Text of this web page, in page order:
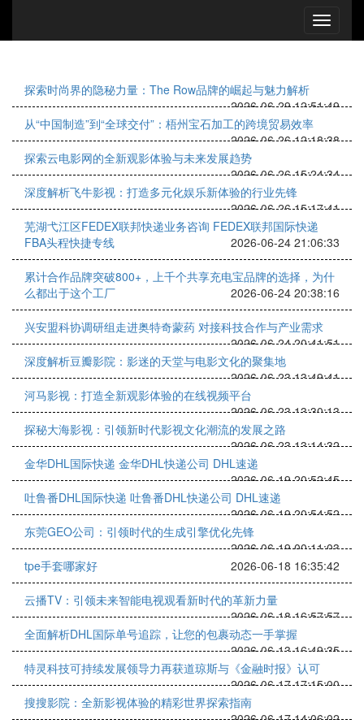
探索时尚界的隐秘力量：The Row品牌的崛起与魅力解析
2026-06-29 12:51:49
从“中国制造”到“全球交付”：梧州宝石加工的跨境贸易效率
2026-06-26 12:18:38
探索云电影网的全新观影体验与未来发展趋势
2026-06-26 15:24:34
深度解析飞牛影视：打造多元化娱乐新体验的行业先锋
2026-06-26 15:17:41
芜湖弋江区FEDEX联邦快递业务咨询 FEDEX联邦国际快递
FBA头程快捷专线
2026-06-24 21:06:33
累计合作品牌突破800+，上千个共享充电宝品牌的选择，为什
么都出于这个工厂
2026-06-24 20:38:16
兴安盟科协调研组走进奥特奇蒙药 对接科技合作与产业需求
2026-06-24 20:41:51
深度解析豆瓣影院：影迷的天堂与电影文化的聚集地
2026-06-23 13:49:41
河马影视：打造全新观影体验的在线视频平台
2026-06-23 13:30:13
探秘大海影视：引领新时代影视文化潮流的发展之路
2026-06-23 13:14:32
金华DHL国际快递 金华DHL快递公司 DHL速递
2026-06-19 20:52:45
吐鲁番DHL国际快递 吐鲁番DHL快递公司 DHL速递
2026-06-19 20:54:52
东莞GEO公司：引领时代的生成引擎优化先锋
2026-06-19 00:11:03
tpe手套哪家好
2026-06-18 16:35:42
云播TV：引领未来智能电视观看新时代的革新力量
2026-06-18 16:57:57
全面解析DHL国际单号追踪，让您的包裹动态一手掌握
2026-06-13 16:49:35
特灵科技可持续发展领导力再获道琼斯与《金融时报》认可
2026-06-17 17:15:00
搜搜影院：全新影视体验的精彩世界探索指南
2026-06-17 14:06:02